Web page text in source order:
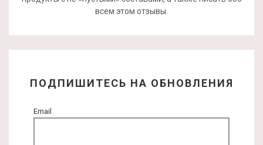
всем этом отзывы.
ПОДПИШИТЕСЬ НА ОБНОВЛЕНИЯ
Email